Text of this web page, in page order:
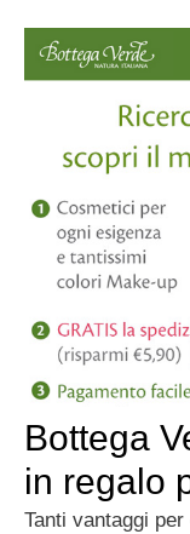
Bottega
in regalo
Tanti vantaggi